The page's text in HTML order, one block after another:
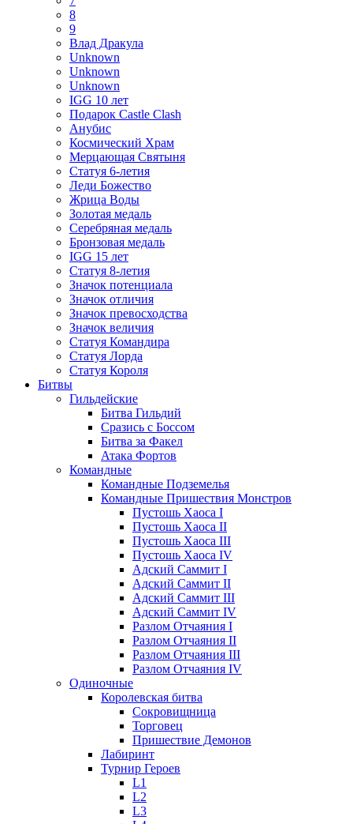
8
9
Влад Дракула
Unknown
Unknown
Unknown
IGG 10 лет
Подарок Castle Clash
Анубис
Космический Храм
Мерцающая Святыня
Статуя 6-летия
Леди Божество
Жрица Воды
Золотая медаль
Серебряная медаль
Бронзовая медаль
IGG 15 лет
Статуя 8-летия
Значок потенциала
Значок отличия
Значок превосходства
Значок величия
Статуя Командира
Статуя Лорда
Статуя Короля
Битвы
Гильдейские
Битва Гильдий
Сразись с Боссом
Битва за Факел
Атака Фортов
Командные
Командные Подземелья
Командные Пришествия Монстров
Пустошь Хаоса I
Пустошь Хаоса II
Пустошь Хаоса III
Пустошь Хаоса IV
Адский Саммит I
Адский Саммит II
Адский Саммит III
Адский Саммит IV
Разлом Отчаяния I
Разлом Отчаяния II
Разлом Отчаяния III
Разлом Отчаяния IV
Одиночные
Королевская битва
Сокровищница
Торговец
Пришествие Демонов
Лабиринт
Турнир Героев
L1
L2
L3